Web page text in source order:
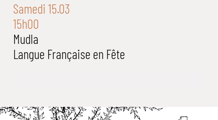
Samedi 15.03
15h00
Mudla
Langue Française en Fête